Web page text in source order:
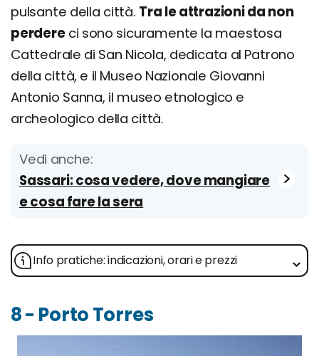
pulsante della città. Tra le attrazioni da non
perdereci sono sicuramente la maestosa
Cattedrale di San Nicola, dedicata al Patrono
della città, e il Museo Nazionale Giovanni
Antonio Sanna, il museo etnologico e
archeologico della città.
Vedi anche:
Sassari: cosa vedere, dove mangiare
e cosa fare la sera
Info pratiche: indicazioni, orari e prezzi
8 - Porto Torres